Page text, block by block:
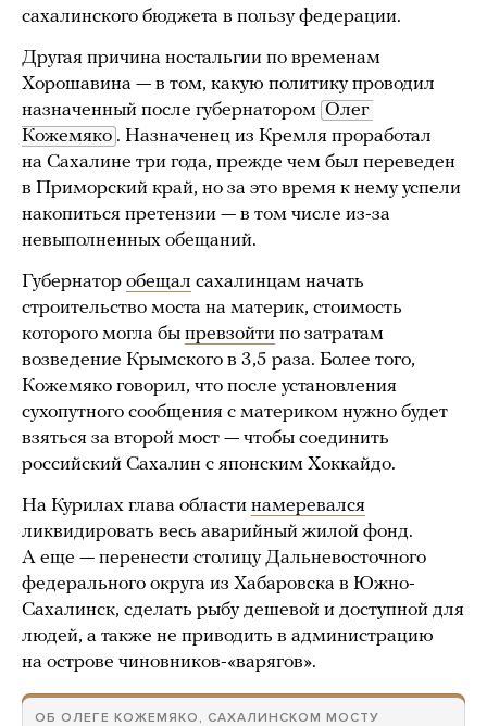
сахалинского бюджета в пользу федерации.
Другая причина ностальгии по временам
Хорошавина — в том, какую политику проводил
назначенный после губернатором Олег
Кожемяко . Назначенец из Кремля проработал
на Сахалине три года, прежде чем был переведен
в Приморский край, но за это время к нему успели
накопиться претензии — в том числе из-за
невыполненных обещаний.
Губернатор обещал сахалинцам начать
строительство моста на материк, стоимость
которого могла бы превзойти по затратам
возведение Крымского в 3,5 раза. Более того,
Кожемяко говорил, что после установления
сухопутного сообщения с материком нужно будет
взяться за второй мост — чтобы соединить
российский Сахалин с японским Хоккайдо.
На Курилах глава области намеревался
ликвидировать весь аварийный жилой фонд.
А еще — перенести столицу Дальневосточного
федерального округа из Хабаровска в Южно-
Сахалинск, сделать рыбу дешевой и доступной для
людей, а также не приводить в администрацию
на острове чиновников-«варягов».
ОБ ОЛЕГЕ КОЖЕМЯКО, САХАЛИНСКОМ МОСТУ